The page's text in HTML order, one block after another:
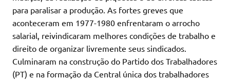
para paralisar a produção. As fortes greves que
aconteceram em 1977-1980 enfrentaram o arrocho
salarial, reivindicaram melhores condições de trabalho e
direito de organizar livremente seus sindicados.
Culminaram na construção do Partido dos Trabalhadores
(PT) e na formação da Central única dos trabalhadores